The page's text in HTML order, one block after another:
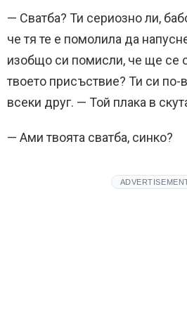
— Сватба? Ти сериозно ли,
че тя те е помолила да
изобщо си помисли, че ще се
твоето присъствие? Ти си по-
всеки друг. — Той плака в
— Ами твоята сватба, синко?